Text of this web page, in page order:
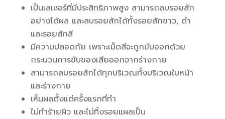
เป็นเลเซอร์ที่มีประสิทธิภาพสูง สามารถลบรอยสัก
อย่างได้ผล และลบรอยสักได้ทั้งรอยสักขาว, ดำ
และรอยสักสี
มีความปลอดภัย เพราะเม็ดสีจะถูกขับออกด้วย
กระบวนการขับของเสียออกจากร่างกาย
สามารถลบรอยสักได้ทุกบริเวณทั้งบริเวณใบหน้า
และร่างกาย
เห็นผลตั้งแต่ครั้งแรกที่ทำ
ไม่ทำร้ายผิว และไม่ทิ้งรอยแผลเป็น